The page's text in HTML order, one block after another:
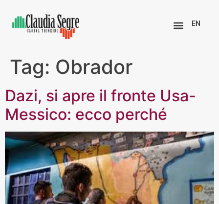
EN
Tag: Obrador
Dazi, si apre il fronte Usa-
Messico: ecco perché